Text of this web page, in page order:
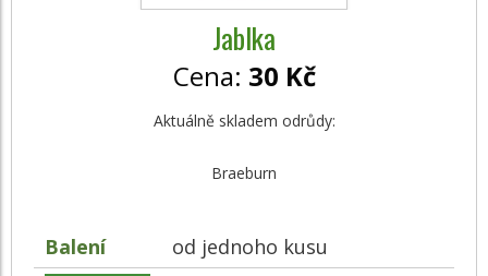
Jablka
Cena: 30 Kč
Aktuálně skladem odrůdy:
Braeburn
Balení od jednoho kusu